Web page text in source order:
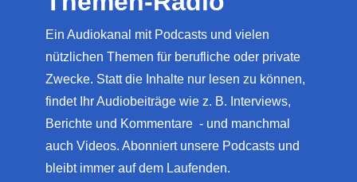
Ein Audiokanal mit Podcasts und vielen
nützlichen Themen für berufliche oder private
Zwecke. Statt die Inhalte nur lesen zu können,
findet Ihr Audiobeiträge wie z. B. Interviews,
Berichte und Kommentare - und manchmal
auch Videos. Abonniert unsere Podcasts und
bleibt immer auf dem Laufenden.